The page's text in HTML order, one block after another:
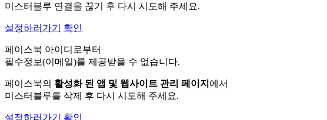
미스터블루 연결을 끊기 후 다시 시도해 주세요.
설정하러가기 확인
페이스북 아이디로부터
필수정보(이메일)를 제공받을 수 없습니다.
페이스북의 활성화 된 앱 및 웹사이트 관리 페이지 에서
미스터블루를 삭제 후 다시 시도해 주세요.
설정하러가기 확인